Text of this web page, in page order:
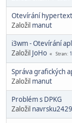
Otevírání
Založil manut
i3wm - Otevírání
Založil JoHo Stran 1
Správa grafických
Založil manut
Problém s DPKG
Založil navrsku2429